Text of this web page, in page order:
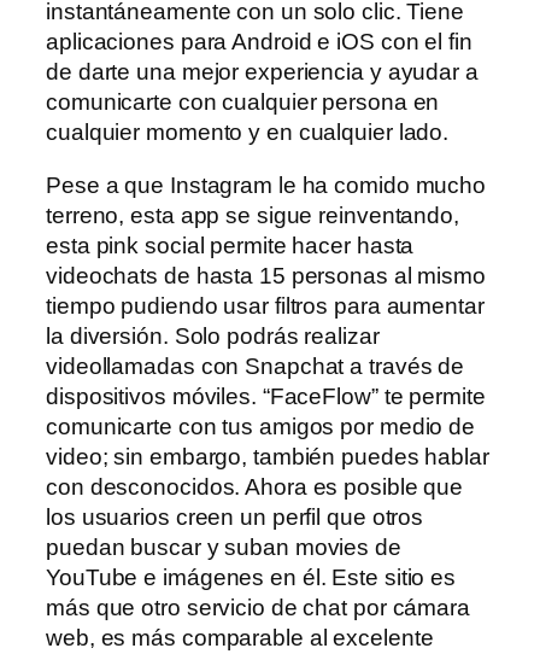
instantáneamente con un solo clic. Tiene
aplicaciones para Android e iOS con el fin
de darte una mejor experiencia y ayudar a
comunicarte con cualquier persona en
cualquier momento y en cualquier lado.
Pese a que Instagram le ha comido mucho
terreno, esta app se sigue reinventando,
esta pink social permite hacer hasta
videochats de hasta 15 personas al mismo
tiempo pudiendo usar filtros para aumentar
la diversión. Solo podrás realizar
videollamadas con Snapchat a través de
dispositivos móviles. “FaceFlow” te permite
comunicarte con tus amigos por medio de
video; sin embargo, también puedes hablar
con desconocidos. Ahora es posible que
los usuarios creen un perfil que otros
puedan buscar y suban movies de
YouTube e imágenes en él. Este sitio es
más que otro servicio de chat por cámara
web, es más comparable al excelente